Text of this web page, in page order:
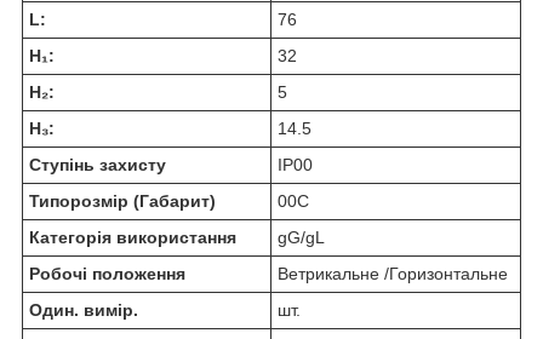
L:
76
H₁:
32
H₂:
5
H₃:
14.5
Ступінь захисту
IP00
Типорозмір (Габарит)
00С
Категорія використання
gG/gL
Робочі положення
Ветрикальне /Горизонтальне
Один. вимір.
шт.